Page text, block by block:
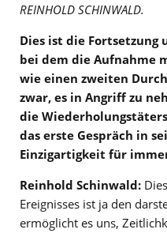
REINHOLD SCHINWALD.
Dies ist die Fortsetzung
bei dem die Aufnahme
wie einen zweiten
zwar, es in Angriff zu
die
das erste Gespräch in
Einzigartigkeit für
Reinhold Schinwald:
Ereignisses ist ja den
ermöglicht es uns,